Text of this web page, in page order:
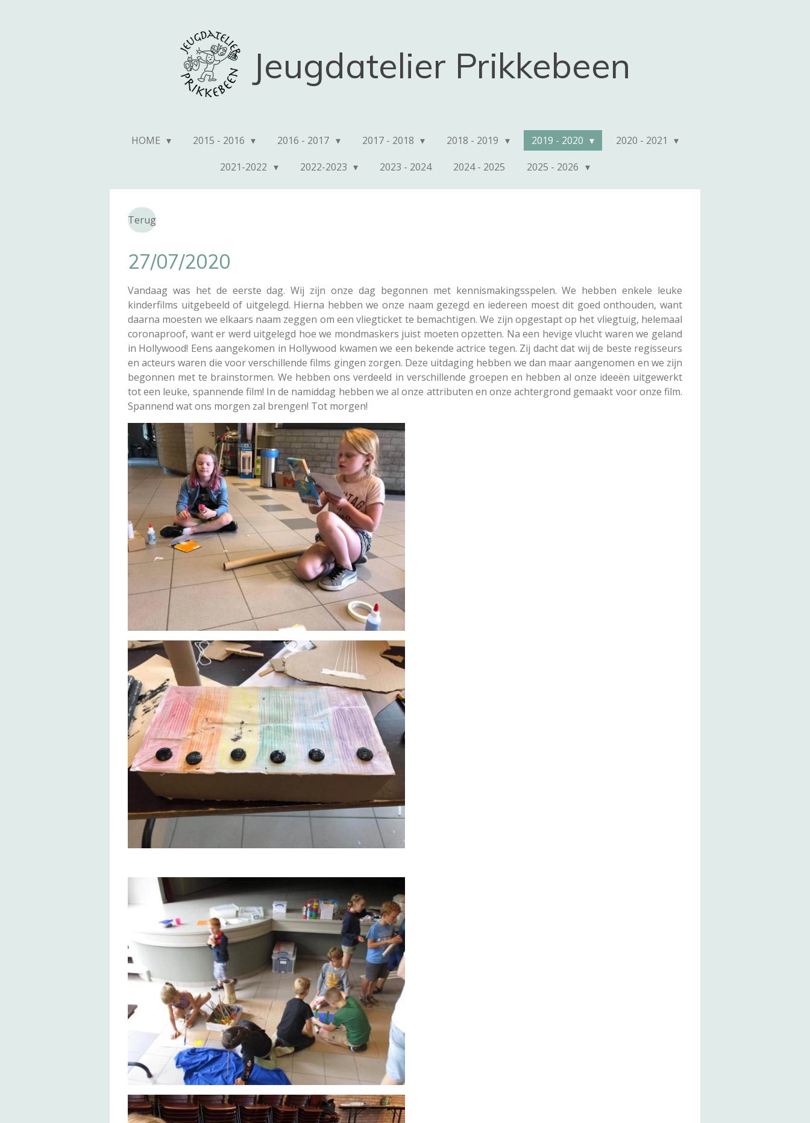
Jeugdatelier Prikkebeen
HOME 2015 - 2016 2016 - 2017 2017 - 2018 2018 - 2019 2019 - 2020
2020 - 2021
2021-2022
2022-2023 2023 - 2024 2024 - 2025 2025 - 2026
Terug
27/07/2020
Vandaag was het de eerste dag. Wij zijn onze dag begonnen met kennismakingsspelen. We hebben enkele leuke
kinderfilms uitgebeeld of uitgelegd. Hierna hebben we onze naam gezegd en iedereen moest dit goed onthouden, want
daarna moesten we elkaars naam zeggen om een vliegticket te bemachtigen. We zijn opgestapt op het vliegtuig, helemaal
coronaproof, want er werd uitgelegd hoe we mondmaskers juist moeten opzetten. Na een hevige vlucht waren we geland
in Hollywood! Eens aangekomen in Hollywood kwamen we een bekende actrice tegen. Zij dacht dat wij de beste regisseurs
en acteurs waren die voor verschillende films gingen zorgen. Deze uitdaging hebben we dan maar aangenomen en we zijn
begonnen met te brainstormen. We hebben ons verdeeld in verschillende groepen en hebben al onze ideeën uitgewerkt
tot een leuke, spannende film! In de namiddag hebben we al onze attributen en onze achtergrond gemaakt voor onze film.
Spannend wat ons morgen zal brengen! Tot morgen!